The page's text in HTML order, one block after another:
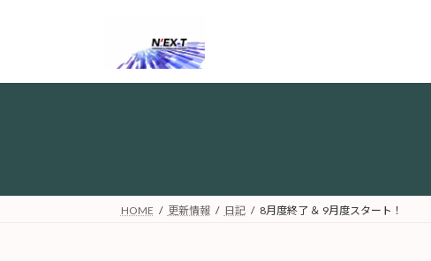
プ
動
HOME 更新情報 日記 8月度終了 ＆ 9月度スタート！